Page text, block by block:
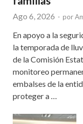
Ago 6, 2026 - por
En apoyo a la
la temporada de
de la Comisión
monitoreo
embalses de la
proteger a …